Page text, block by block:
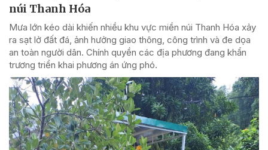
núi Thanh Hóa
Mưa lớn kéo dài khiến nhiều khu vực miền núi Thanh Hóa xảy
ra sạt lở đất đá, ảnh hưởng giao thông, công trình và đe dọa
an toàn người dân. Chính quyền các địa phương đang khẩn
trương triển khai phương án ứng phó.